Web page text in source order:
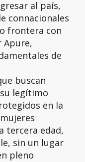
al país,
connacionales
frontera con
Apure,
de
buscan
legítimo
en la
tercera edad,
sin un lugar
pleno